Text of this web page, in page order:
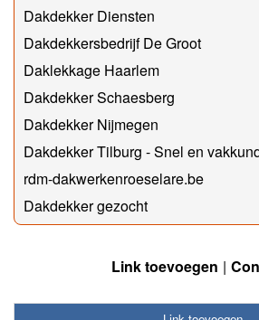
Dakdekker Diensten
Dakdekkersbedrijf De Groot
Daklekkage Haarlem
Dakdekker Schaesberg
Dakdekker Nijmegen
Dakdekker Tilburg - Snel en
rdm-dakwerkenroeselare.be
Dakdekker gezocht
Link toevoegen